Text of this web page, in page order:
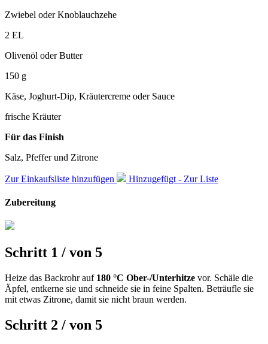
Zwiebel oder Knoblauchzehe
2 EL
Olivenöl oder Butter
150 g
Käse, Joghurt-Dip, Kräutercreme oder Sauce
frische Kräuter
Für das Finish
Salz, Pfeffer und Zitrone
Zur Einkaufsliste hinzufügen Hinzugefügt - Zur Liste
Zubereitung
Schritt 1 / von 5
Heize das Backrohr auf 180 °C Ober-/Unterhitze vor. Schäle die
Äpfel, entkerne sie und schneide sie in feine Spalten. Beträufle sie
mit etwas Zitrone, damit sie nicht braun werden.
Schritt 2 / von 5